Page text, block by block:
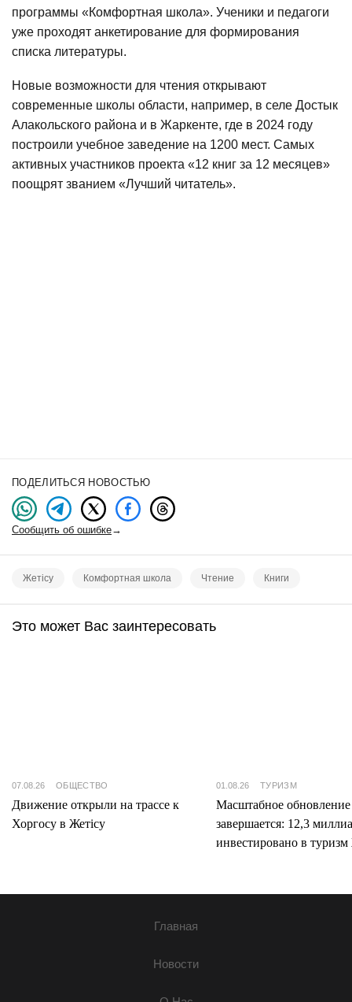
программы «Комфортная школа». Ученики и педагоги
уже проходят анкетирование для формирования
списка литературы.
Новые возможности для чтения открывают
современные школы области, например, в селе Достык
Алакольского района и в Жаркенте, где в 2024 году
построили учебное заведение на 1200 мест. Самых
активных участников проекта «12 книг за 12 месяцев»
поощрят званием «Лучший читатель».
ПОДЕЛИТЬСЯ НОВОСТЬЮ
Сообщить об ошибке→
Жетісу Комфортная школа Чтение Книги
Это может Вас заинтересовать
07.08.26 ОБЩЕСТВО
Движение открыли на трассе к
Хоргосу в Жетісу
01.08.26 ТУРИЗМ
Масштабное
завершается: 12,3
инвестировано в туризм
Главная
Новости